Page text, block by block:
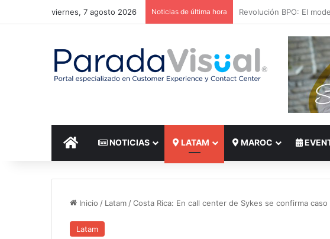
viernes, 7 agosto 2026 Noticias de última hora El reto del Nearshoring:
INICIO NOTICIAS LATAM MAROC
Inicio / Latam/Costa Rica: En call center de Sykes se confirma
Latam